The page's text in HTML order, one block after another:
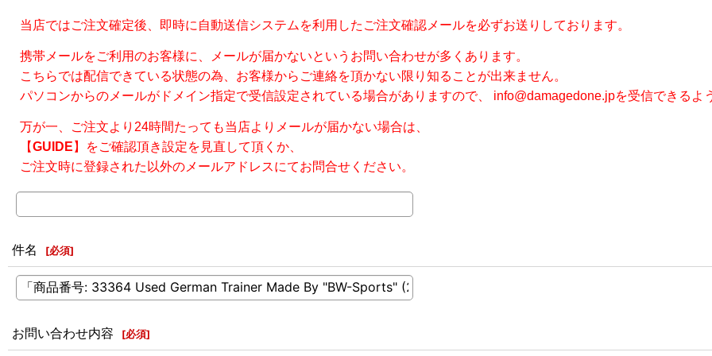
当店ではご注文確定後、即時に自動送信システムを利用したご注文確認メールを必ずお送りしております。
携帯メールをご利用のお客様に、メールが届かないというお問い合わせが多くあります。
こちらでは配信できている状態の為、お客様からご連絡を頂かない限り知ることが出来ません。
パソコンからのメールがドメイン指定で受信設定されている場合がありますので、 info@damagedone.jpを受信できるよ
万が一、ご注文より24時間たっても当店よりメールが届かない場合は、
【GUIDE 】をご確認頂き設定を見直して頂くか、
ご注文時に登録された以外のメールアドレスにてお問合せください。
件名 [必須]
お問い合わせ内容 [必須]